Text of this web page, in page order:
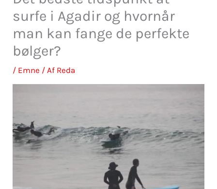
surfe i Agadir og hvornår
man kan fange de perfekte
bølger?
/ Emne / Af Reda